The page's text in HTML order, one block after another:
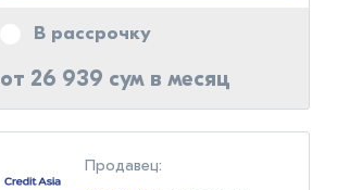
В рассрочку
от 26 939 сум в месяц
Продавец: